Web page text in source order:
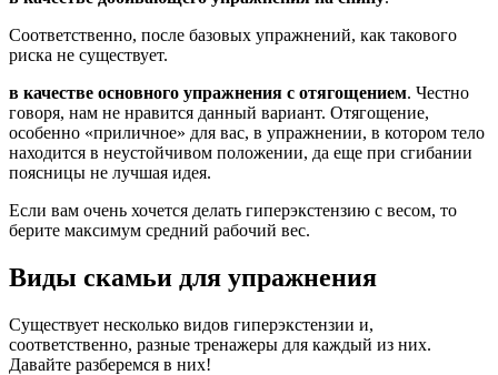
Соответственно, после базовых упражнений, как такового
риска не существует.
в качестве основного упражнения с отягощением. Честно
говоря, нам не нравится данный вариант. Отягощение,
особенно «приличное» для вас, в упражнении, в котором тело
находится в неустойчивом положении, да еще при сгибании
поясницы не лучшая идея.
Если вам очень хочется делать гиперэкстензию с весом, то
берите максимум средний рабочий вес.
Виды скамьи для упражнения
Существует несколько видов гиперэкстензии и,
соответственно, разные тренажеры для каждый из них.
Давайте разберемся в них!